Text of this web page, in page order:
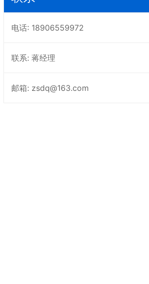
电话: 18906559972
联系: 蒋经理
邮箱: zsdq@163.com